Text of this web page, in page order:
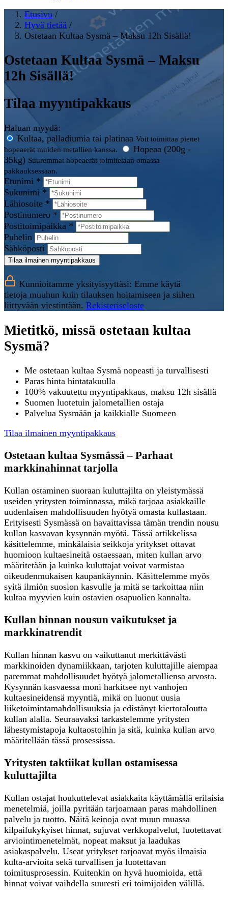
Etusivu /
Hyvä tietää /
Ostetaan Kultaa Sysmä – Maksu 12h Sisällä!
Ostetaan Kultaa Sysmä – Maksu
12h Sisällä!
Tilaa myyntipakkaus
Haluan myydä:
Kultaa, palladiumia tai platinaa Voit toimittaa pienet
hopeaerät muiden metallien kanssa.
Hopeaa (200g -
35kg) Suuremmat hopeaerät toimitetaan omassa
pakkauksessaan.
Etunimi *
Sukunimi *
Lähiosoite *
Postinumero *
Postitoimipaikka *
Puhelin
Sähköposti
Tilaa ilmainen myyntipakkaus
Kunnioitamme yksityisyyttäsi: Emme käytä
tietoja muuhun kuin tilauksen hoitamiseen ja siihen
liittyvään viestintään. Rekisteriseloste
Mietitkö, missä ostetaan kultaa
Sysmä?
Me ostetaan kultaa Sysmä nopeasti ja turvallisesti
Paras hinta hintatakuulla
100% vakuutettu myyntipakkaus, maksu 12h sisällä
Suomen luotetuin jalometallien ostaja
Palvelua Sysmään ja kaikkialle Suomeen
Tilaa ilmainen myyntipakkaus
Ostetaan kultaa Sysmässä – Parhaat
markkinahinnat tarjolla
Kullan ostaminen suoraan kuluttajilta on yleistymässä
useiden yritysten toiminnassa, mikä tarjoaa asiakkaille
uudenlaisen mahdollisuuden hyötyä omasta kullastaan.
Erityisesti Sysmässä on havaittavissa tämän trendin nousu
kullan kasvavan kysynnän myötä. Tässä artikkelissa
käsittelemme, minkälaisia seikkoja yritykset ottavat
huomioon kultaesineitä ostaessaan, miten kullan arvo
määritetään ja kuinka kuluttajat voivat varmistaa
oikeudenmukaisen kaupankäynnin. Käsittelemme myös
syitä ilmiön suosion kasvulle ja mitä se tarkoittaa niin
kultaa myyvien kuin ostavien osapuolien kannalta.
Kullan hinnan nousun vaikutukset ja
markkinatrendit
Kullan hinnan kasvu on vaikuttanut merkittävästi
markkinoiden dynamiikkaan, tarjoten kuluttajille aiempaa
paremmat mahdollisuudet hyötyä jalometalliensa arvosta.
Kysynnän kasvaessa moni harkitsee nyt vanhojen
kultaesineidensä myyntiä, mikä on luonut uusia
liiketoimintamahdollisuuksia ja edistänyt kiertotaloutta
kullan alalla. Seuraavaksi tarkastelemme yritysten
lähestymistapoja kultaostoihin ja sitä, kuinka kullan arvo
määritellään tässä prosessissa.
Yritysten taktiikat kullan ostamisessa
kuluttajilta
Kullan ostajat houkuttelevat asiakkaita käyttämällä erilaisia
menetelmiä, joilla pyritään tarjoamaan paras mahdollinen
palvelu ja tuotto. Näitä keinoja ovat muun muassa
kilpailukykyiset hinnat, sujuvat verkkopalvelut, luotettavat
arviointimenetelmät, nopeat maksut ja laadukas
asiakaspalvelu. Useat yritykset tarjoavat myös ilmaisia
kulta-arvioita sekä turvallisen ja luotettavan
toimitusprosessin. Kuitenkin on hyvä huomioida, että
hinnat voivat vaihdella suuresti eri toimijoiden välillä.